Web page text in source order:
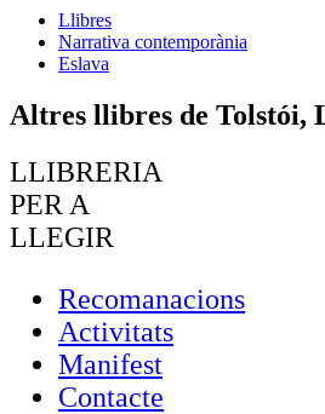
Llibres
Narrativa contemporània
Eslava
Altres llibres de Tolstói,
LLIBRERIA
PER A
LLEGIR
Recomanacions
Activitats
Manifest
Contacte